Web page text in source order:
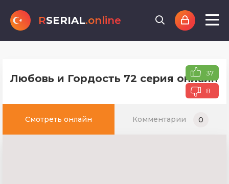
RSERIAL.online
Любовь и Гордость 72 серия онлайн
37
8
Смотреть онлайн Комментарии 0